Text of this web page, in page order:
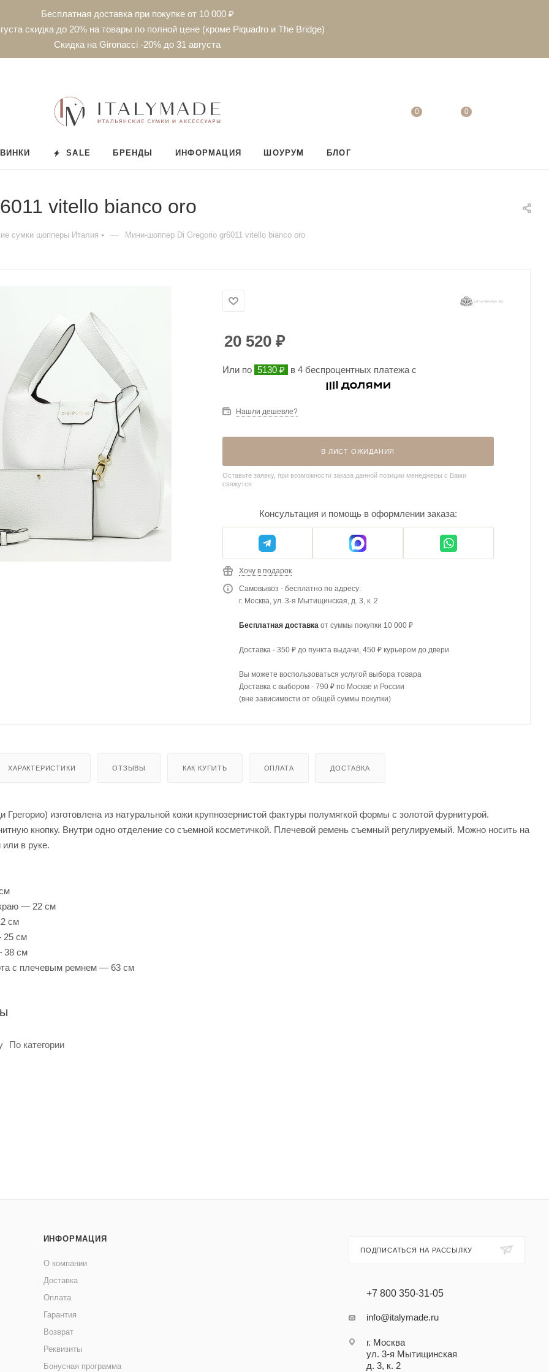
Бесплатная доставка при покупке от 10 000 ₽
скидка до 20% на товары по полной цене (кроме Piquadro и The Bridge)
Скидка на Gironacci -20% до 31 августа
0 0
SALE БРЕНДЫ ИНФОРМАЦИЯ ШОУРУМ БЛОГ
vitello bianco oro
сумки шопперы Италия — Мини-шоппер Di Gregorio gr6011 vitello bianco oro
20 520₽
Или по 5130 ₽ в 4 беспроцентных платежа с
Нашли дешевле?
В ЛИСТ ОЖИДАНИЯ
Оставьте заявку, при возможности заказа данной позиции менеджеры с Вами
свяжутся
Консультация и помощь в оформлении заказа:
Хочу в подарок
Самовывоз - бесплатно по адресу:
г. Москва, ул. 3-я Мытищинская, д. 3, к. 2
Бесплатная доставка от суммы покупки 10 000 ₽
Доставка - 350 ₽ до пункта выдачи, 450 ₽ курьером до двери
Вы можете воспользоваться услугой выбора товара
Доставка с выбором - 790 ₽ по Москве и России
(вне зависимости от общей суммы покупки)
ХАРАКТЕРИСТИКИ ОТЗЫВЫ КАК КУПИТЬ ОПЛАТА ДОСТАВКА
Грегорио) изготовлена из натуральной кожи крупнозернистой фактуры полумягкой формы с золотой фурнитурой.
кнопку. Внутри одно отделение со съемной косметичкой. Плечевой ремень съемный регулируемый. Можно носить на
или в руке.
— 22 см
см
25 см
38 см
с плечевым ремнем — 63 см
По категории
ИНФОРМАЦИЯ
О компании
Доставка
Оплата
Гарантия
Возврат
Реквизиты
Бонусная программа
ПОДПИСАТЬСЯ НА РАССЫЛКУ
+7 800 350-31-05
info@italymade.ru
г. Москва
ул. 3-я Мытищинская
д. 3, к. 2